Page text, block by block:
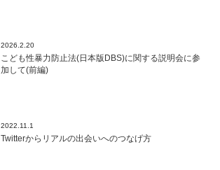
2026.2.20
こども性暴力防止法(日本版DBS)に関する説明会に参
加して(前編)
2022.11.1
Twitterからリアルの出会いへのつなげ方